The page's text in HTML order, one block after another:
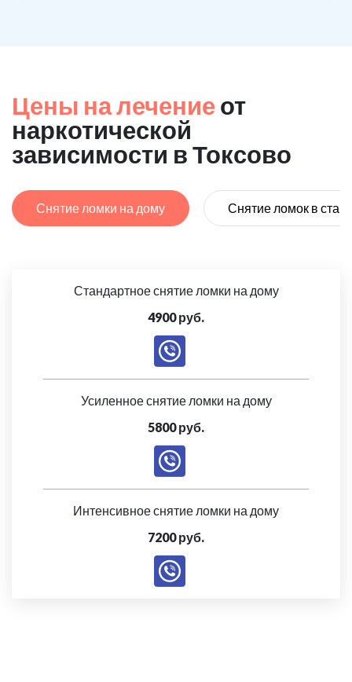
Цены на лечение от
наркотической
зависимости в Токсово
Снятие ломки на дому Снятие ломок в
Стандартное снятие ломки на дому
4900 руб.
Усиленное снятие ломки на дому
5800 руб.
Интенсивное снятие ломки на дому
7200 руб.